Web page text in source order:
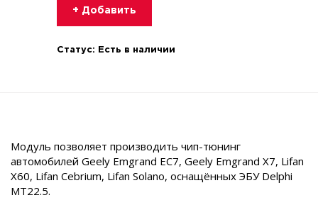
+ Добавить
Статус: Есть в наличии
Модуль позволяет производить чип-тюнинг
автомобилей Geely Emgrand EC7, Geely Emgrand X7, Lifan
X60, Lifan Cebrium, Lifan Solano, оснащённых ЭБУ Delphi
MT22.5.